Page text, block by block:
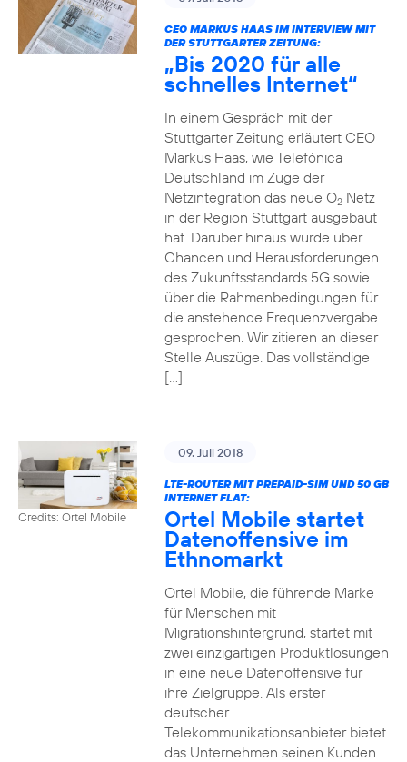
CEO MARKUS HAAS IM INTERVIEW MIT
DER STUTTGARTER ZEITUNG:
„Bis 2020 für alle
schnelles Internet“
In einem Gespräch mit der
Stuttgarter Zeitung erläutert CEO
Markus Haas, wie Telefónica
Deutschland im Zuge der
Netzintegration das neue O2Netz
in der Region Stuttgart ausgebaut
hat. Darüber hinaus wurde über
Chancen und Herausforderungen
des Zukunftsstandards 5G sowie
über die Rahmenbedingungen für
die anstehende Frequenzvergabe
gesprochen. Wir zitieren an dieser
Stelle Auszüge. Das vollständige
[…]
Credits: Ortel Mobile
09. Juli 2018
LTE-ROUTER MIT PREPAID-SIM UND 50 GB
INTERNET FLAT:
Ortel Mobile startet
Datenoffensive im
Ethnomarkt
Ortel Mobile, die führende Marke
für Menschen mit
Migrationshintergrund, startet mit
zwei einzigartigen Produktlösungen
in eine neue Datenoffensive für
ihre Zielgruppe. Als erster
deutscher
Telekommunikationsanbieter bietet
das Unternehmen seinen Kunden